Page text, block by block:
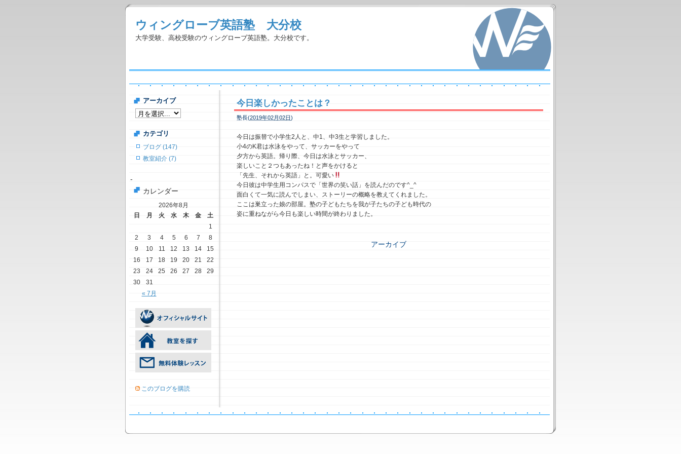
ウィングローブ英語塾 大分校
大学受験、高校受験のウィングローブ英語塾。大分校です。
今日楽しかったことは？
塾長(2019年02月02日)
今日は振替で小学生2人と、中1、中3生と学習しました。
小4のK君は水泳をやって、サッカーをやって
夕方から英語。帰り際、今日は水泳とサッカー、
楽しいこと２つもあったね！と声をかけると
「先生、それから英語」と。可愛い
今日彼は中学生用コンパスで「世界の笑い話」を読んだのです^_^
面白くて一気に読んでしまい、ストーリーの概略を教えてくれました。
ここは巣立った娘の部屋。塾の子どもたちを我が子たちの子ども時代の
姿に重ねながら今日も楽しい時間が終わりました。
アーカイブ
アーカイブ
カテゴリ
ブログ (147)
教室紹介 (7)
-
カレンダー
2026年8月
日
月 火 水 木 金 土
« 7月
1
2
3 4 5 6 7
8
9
10 11 12 13 14
15
16
17 18 19 20 21
22
23
24 25 26 27 28
29
30
31
このブログを購読